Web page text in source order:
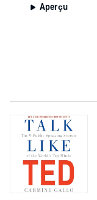
Aperçu